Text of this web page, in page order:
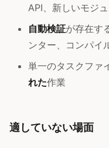
API、新しいモジ
自動検証が存在す
ンター、コンパイ
単一のタスクファ
れた作業
適していない場面